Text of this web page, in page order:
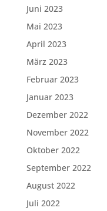
Juni 2023
Mai 2023
April 2023
März 2023
Februar 2023
Januar 2023
Dezember 2022
November 2022
Oktober 2022
September 2022
August 2022
Juli 2022